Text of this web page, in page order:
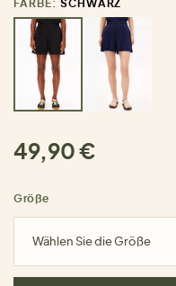
FARBE: SCHWARZ
49,90 €
Größe
Wählen Sie die Größe